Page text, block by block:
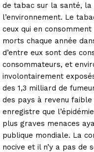
de tabac sur la santé, la
l’environnement. Le
ceux qui en
morts chaque année
d’entre eux sont des
consommateurs, et
involontairement
des 1,3 milliard de
des pays à revenu
enregistre que
plus graves menaces
publique mondiale. La
nocive et il n’y a pas de